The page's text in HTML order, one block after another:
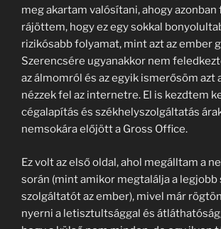
meg akartam valósítani, ahogy
rájöttem, hogy ez egy sokkal
rizikósabb folyamat, mint azt az ember
Szerencsére ugyanakkor nem
az álmomról és az egyik ismerősöm azt
nézzek fel az internetre. El is kezdtem
cégalapítás és székhelyszolgáltatás
nemsokára előjött a Gross Office.
Ez volt az első oldal, ahol megálltam a
során (mint amikor megtalálja a
szolgáltatót az ember), mivel már
nyerni a letisztultsággal és